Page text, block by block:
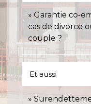
Garantie co-
cas de divorce
couple ?
Et aussi